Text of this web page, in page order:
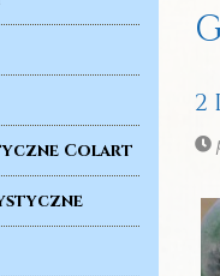
Colart
2